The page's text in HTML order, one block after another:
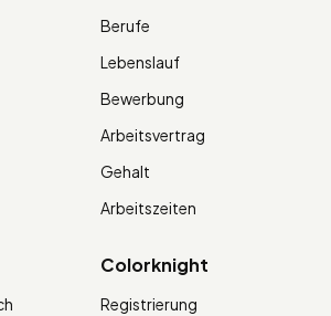
Berufe
Lebenslauf
Bewerbung
Arbeitsvertrag
Gehalt
Arbeitszeiten
Colorknight
Registrierung